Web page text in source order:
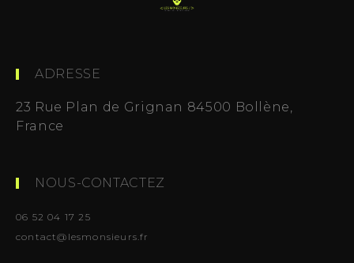
ADRESSE
23 Rue Plan de Grignan 84500 Bollène,
France
NOUS-CONTACTEZ
06 52 04 17 25
contact@lesmonsieurs.fr